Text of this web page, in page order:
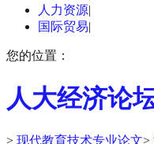
人力资源|
国际贸易|
您的位置：
人大经济论
> 现代教育技术专业论文>